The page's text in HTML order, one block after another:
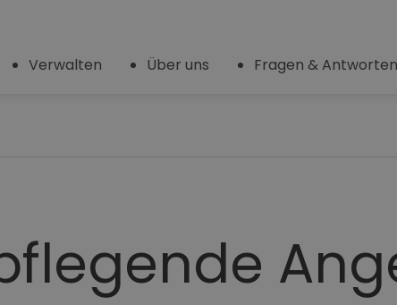
Verwalten Über uns Fragen & Antworten